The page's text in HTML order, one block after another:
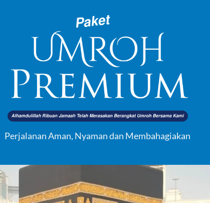
Perjalanan Aman, Nyaman dan Membahagiakan